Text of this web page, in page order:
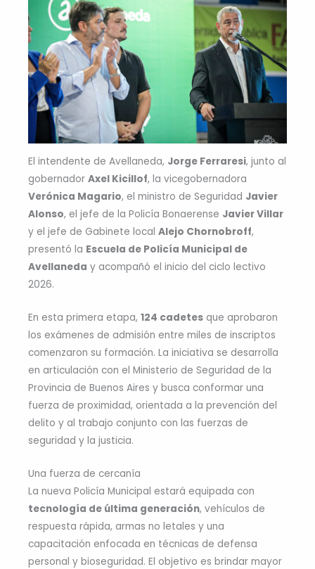
El intendente de Avellaneda, Jorge Ferraresi, junto al
gobernador Axel Kicillof, la vicegobernadora
Verónica Magario, el ministro de Seguridad Javier
Alonso, el jefe de la Policía Bonaerense Javier Villar
y el jefe de Gabinete local Alejo Chornobroff,
presentó la Escuela de Policía Municipal de
Avellaneda y acompañó el inicio del ciclo lectivo
2026.
En esta primera etapa, 124 cadetes que aprobaron
los exámenes de admisión entre miles de inscriptos
comenzaron su formación. La iniciativa se desarrolla
en articulación con el Ministerio de Seguridad de la
Provincia de Buenos Aires y busca conformar una
fuerza de proximidad, orientada a la prevención del
delito y al trabajo conjunto con las fuerzas de
seguridad y la justicia.
Una fuerza de cercanía
La nueva Policía Municipal estará equipada con
tecnología de última generación, vehículos de
respuesta rápida, armas no letales y una
capacitación enfocada en técnicas de defensa
personal y bioseguridad. El objetivo es brindar mayor